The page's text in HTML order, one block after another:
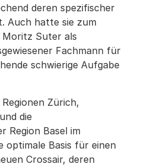
deren spezifischer
Auch hatte sie zum
Moritz Suter als
Fachmann für
schwierige Aufgabe
Zürich,
die
Region Basel im
optimale Basis für einen
Crossair, deren